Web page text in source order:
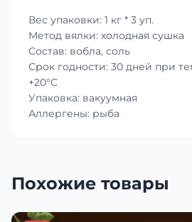
Вес упаковки: 1 кг * 3 уп.
Метод вялки: холодная сушка
Состав: вобла, соль
Срок годности: 30 дней при
+20°C
Упаковка: вакуумная
Аллергены: рыба
Похожие товары